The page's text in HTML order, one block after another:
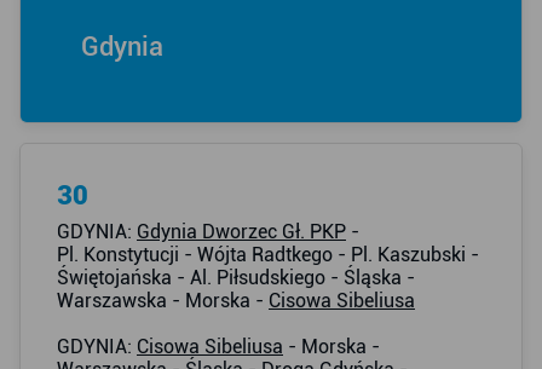
Gdynia
30
GDYNIA: Gdynia Dworzec Gł. PKP -
Pl. Konstytucji - Wójta Radtkego - Pl. Kaszubski -
Świętojańska - Al. Piłsudskiego - Śląska -
Warszawska - Morska - Cisowa Sibeliusa
GDYNIA: Cisowa Sibeliusa - Morska -